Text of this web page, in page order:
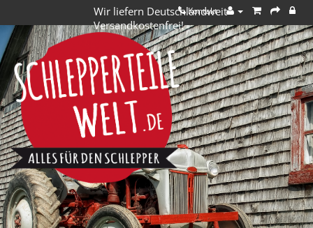
Wir liefern Deutschlandweit
Versandkostenfrei!
Kontakt